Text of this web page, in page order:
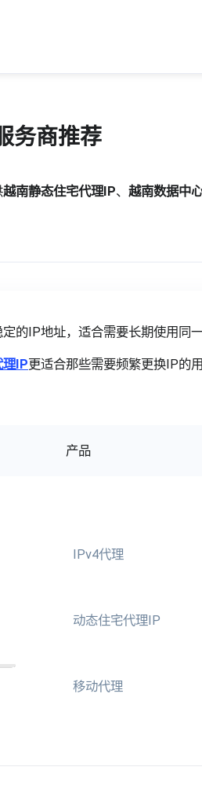
务商推荐
越南静态住宅代理IP、 越南数据中
定的IP地址，适合需要长期使用同
理IP更适合那些需要频繁更换IP的
产品
IPv4代理
动态住宅代理IP
移动代理